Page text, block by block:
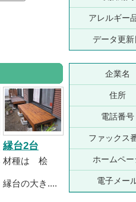
アレルギー
データ更新
縁台2台
材種は 桧
縁台の大き....
企業名
住所
電話番号
ファックス
ホームペー
電子メー